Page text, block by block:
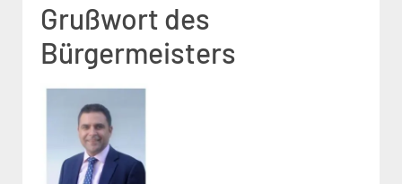
Grußwort des
Bürgermeisters